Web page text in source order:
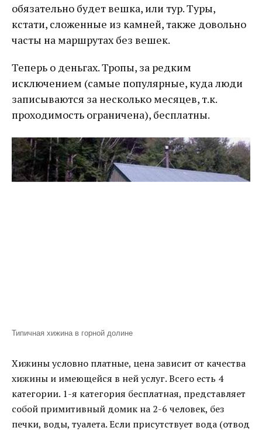
обязательно будет вешка, или тур. Туры,
кстати, сложенные из камней, также довольно
часты на маршрутах без вешек.
Теперь о деньгах. Тропы, за редким
исключением (самые популярные, куда люди
записываются за несколько месяцев, т.к.
проходимость ограничена), бесплатны.
Типичная хижина в горной долине
Хижины условно платные, цена зависит от качества
хижины и имеющейся в ней услуг. Всего есть 4
категории. 1-я категория бесплатная, представляет
собой примитивный домик на 2-6 человек, без
печки, воды, туалета. Если присутствует вода (отвод